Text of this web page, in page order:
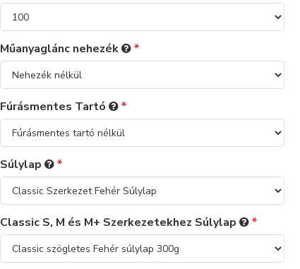
Műanyaglánc nehezék
Fúrásmentes Tartó
Súlylap
Classic S, M és M+ Szerkezetekhez Súlylap